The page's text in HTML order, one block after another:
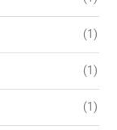
(1)
(1)
(1)